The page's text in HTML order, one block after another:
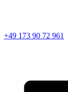
+49 173 90 72 961